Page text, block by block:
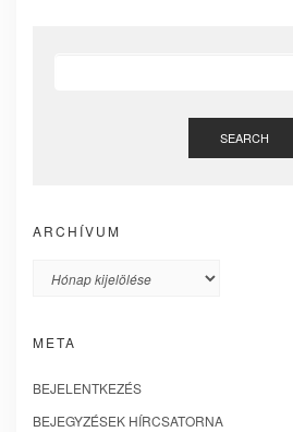
SEARCH
ARCHÍVUM
Archívum
META
BEJELENTKEZÉS
BEJEGYZÉSEK HÍRCSATORNA